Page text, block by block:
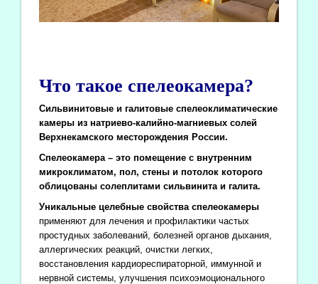
Что такое спелеокамера?
Сильвинитовые и галитовые спелеоклиматические
камеры из натриево-калийно-магниевых солей
Верхнекамского месторождения России.
Спелеокамера – это помещение с внутренним
микроклиматом, пол, стены и потолок которого
облицованы солеплитами сильвинита и галита.
Уникальные целебные свойства спелеокамеры
применяют для лечения и профилактики частых
простудных заболеваний, болезней органов дыхания,
аллергических реакций, очистки легких,
восстановления кардиореспираторной, иммунной и
нервной системы, улучшения психоэмоционального